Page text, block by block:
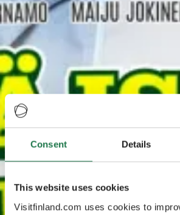
Consent Details
This website uses cookies
Visitfinland.com uses cookies to